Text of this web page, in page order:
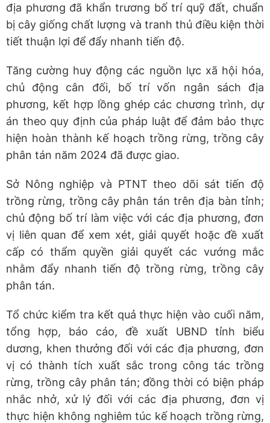
địa phương đã khẩn trương bố trí quỹ đất, chuẩn
bị cây giống chất lượng và tranh thủ điều kiện thời
tiết thuận lợi để đẩy nhanh tiến độ.
Tăng cường huy động các nguồn lực xã hội hóa,
chủ động cân đối, bố trí vốn ngân sách địa
phương, kết hợp lồng ghép các chương trình, dự
án theo quy định của pháp luật để đảm bảo thực
hiện hoàn thành kế hoạch trồng rừng, trồng cây
phân tán năm 2024 đã được giao.
Sở Nông nghiệp và PTNT theo dõi sát tiến độ
trồng rừng, trồng cây phân tán trên địa bàn tỉnh;
chủ động bố trí làm việc với các địa phương, đơn
vị liên quan để xem xét, giải quyết hoặc đề xuất
cấp có thẩm quyền giải quyết các vướng mắc
nhằm đẩy nhanh tiến độ trồng rừng, trồng cây
phân tán.
Tổ chức kiểm tra kết quả thực hiện vào cuối năm,
tổng hợp, báo cáo, đề xuất UBND tỉnh biểu
dương, khen thưởng đối với các địa phương, đơn
vị có thành tích xuất sắc trong công tác trồng
rừng, trồng cây phân tán; đồng thời có biện pháp
nhắc nhở, xử lý đối với các địa phương, đơn vị
thực hiện không nghiêm túc kế hoạch trồng rừng,